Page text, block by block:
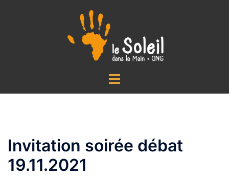
Ouvrir/fermer
Invitation soirée débat
19.11.2021